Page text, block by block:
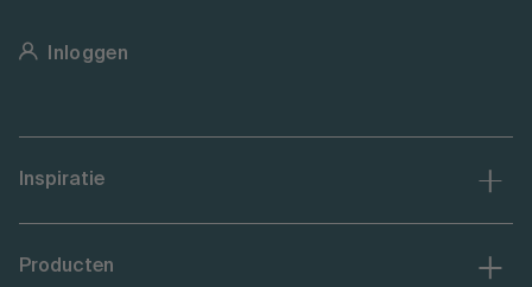
Inloggen
Inspiratie
Producten